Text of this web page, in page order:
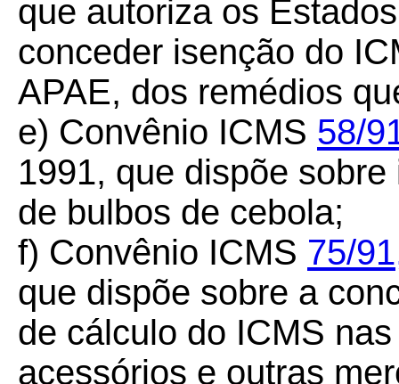
que autoriza os
conceder isenção do
APAE, dos remédios
e) Convênio ICMS 58/
1991, que dispõe
de bulbos de cebola;
f) Convênio ICMS 75/
que dispõe sobre a
de cálculo do ICMS
acessórios e outras